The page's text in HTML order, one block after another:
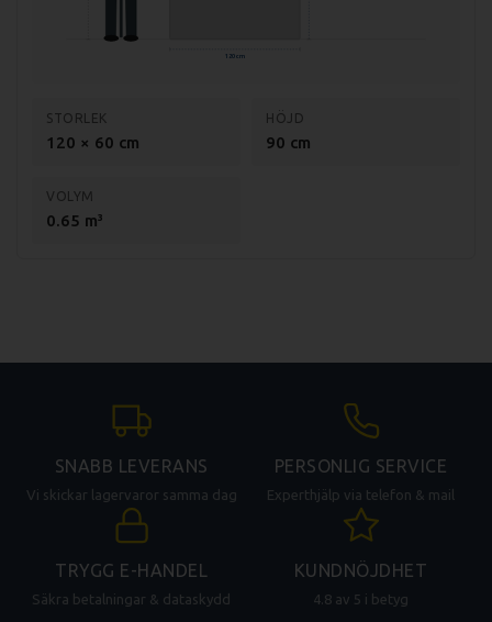
120 cm
STORLEK
120 × 60 cm
HÖJD
90 cm
VOLYM
0.65 m³
SNABB LEVERANS
Vi skickar lagervaror samma dag
PERSONLIG SERVICE
Experthjälp via telefon & mail
TRYGG E-HANDEL
Säkra betalningar & dataskydd
KUNDNÖJDHET
4.8 av 5 i betyg